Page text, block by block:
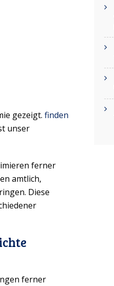
gezeigt. finden
unser
ferner
amtlich,
Diese
ferner